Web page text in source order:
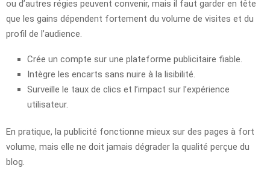
ou d’autres régies peuvent convenir, mais il faut garder en tête
que les gains dépendent fortement du volume de visites et du
profil de l’audience.
Crée un compte sur une plateforme publicitaire fiable.
Intègre les encarts sans nuire à la lisibilité.
Surveille le taux de clics et l’impact sur l’expérience
utilisateur.
En pratique, la publicité fonctionne mieux sur des pages à fort
volume, mais elle ne doit jamais dégrader la qualité perçue du
blog.